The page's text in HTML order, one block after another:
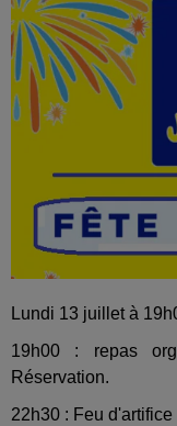
Lundi 13 juillet à
19h00 : repas
Réservation.
22h30 : Feu d'artifice